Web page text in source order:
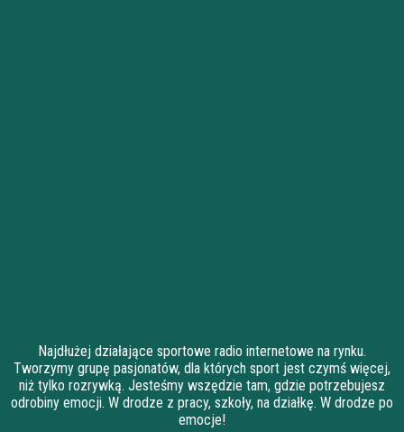
Najdłużej działające sportowe radio internetowe na rynku.
Tworzymy grupę pasjonatów, dla których sport jest czymś więcej,
niż tylko rozrywką. Jesteśmy wszędzie tam, gdzie potrzebujesz
odrobiny emocji. W drodze z pracy, szkoły, na działkę. W drodze po
emocje!